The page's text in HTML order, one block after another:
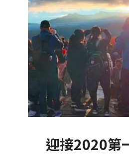
迎接2020第